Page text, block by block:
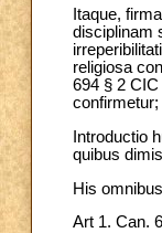
Itaque,
disciplinam
religiosa
694 § 2
Introductio
quibus
His
Art 1. Can.